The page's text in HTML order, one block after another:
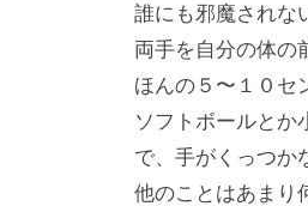
誰にも邪魔されな
両手を自分の体の
ほんの５〜１０セ
ソフトボールとか
で、手がくっつか
他のことはあまり